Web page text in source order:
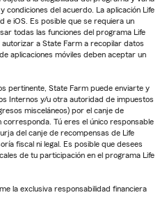
condiciones del acuerdo. La aplicación Life
e iOS. Es posible que se requiera un
todas las funciones del programa Life
a State Farm a recopilar datos
aplicaciones móviles deben aceptar un
pertinente, State Farm puede enviarte y
Internos y/u otra autoridad de impuestos
misceláneos) por el canje de
corresponda. Tú eres el único responsable
del canje de recompensas de Life
fiscal ni legal. Es posible que desees
de tu participación en el programa Life
la exclusiva responsabilidad financiera